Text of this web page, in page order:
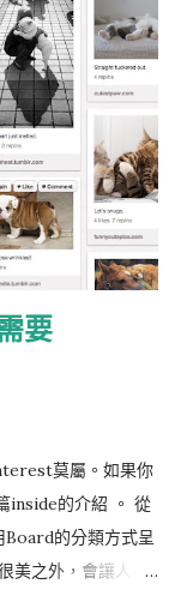
要
莫屬。如果你
inside的介紹 。 從
的分類方式呈
美之外，會讓人不